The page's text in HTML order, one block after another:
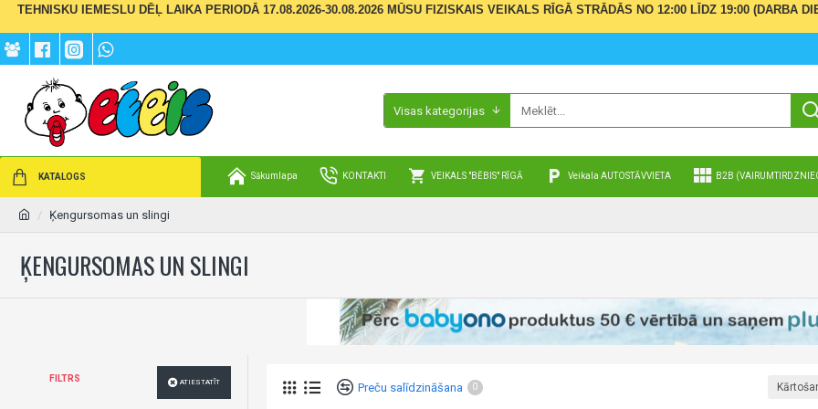
TEHNISKU IEMESLU DĒĻ LAIKA PERIODĀ 17.08.2026-30.08.2026 MŪSU FIZISKAIS VEIKALS RĪGĀ STRĀDĀS NO 12:00 LĪDZ 19:00 (DARBA
Visas kategorijas
KATALOGS Sākumlapa KONTAKTI VEIKALS "BĒBIS" RĪGĀ Veikala AUTOSTĀVVIETA B2B
Ķengursomas un slingi
ĶENGURSOMAS UN SLINGI
FILTRS ATIESTATĪT Preču salīdzināšana 0